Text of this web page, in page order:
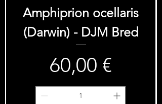
Amphiprion ocellaris
(Darwin) - DJM Bred
Prezzo
60,00 €